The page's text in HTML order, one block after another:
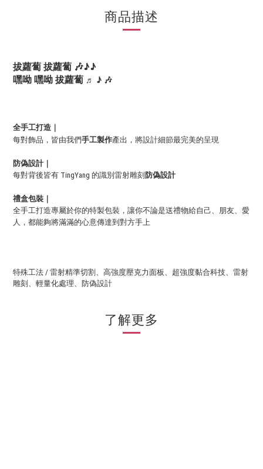
商品描述
拔蘿蔔 拔蘿蔔 🎶♪♪
嘿呦 嘿呦 拔蘿蔔 ♬ ♪ 🎶
全手工打造｜
每對飾品，皆由我們手工製作產出，將設計細節最完美的呈現
防偽設計｜
每對背後皆有 TingYang 的識別雷射雕刻 防偽設計
禮盒包裝｜
全手工打造專屬於你的特製包裝，讓你不論是送禮物給自己、朋友、愛
人，都能夠將滿滿的心意傳達到對方手上
特殊工法 / 雷射精準切割、高強度壓克力面板、超強度黏合科技、雷射
雕刻、輕量化處理、防偽設計
了解更多